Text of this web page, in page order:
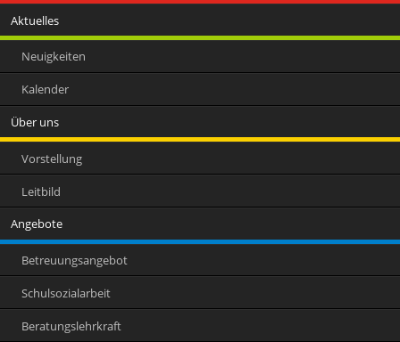
Aktuelles
Neuigkeiten
Kalender
Über uns
Vorstellung
Leitbild
Angebote
Betreuungsangebot
Schulsozialarbeit
Beratungslehrkraft